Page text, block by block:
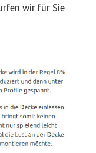
wir für Sie